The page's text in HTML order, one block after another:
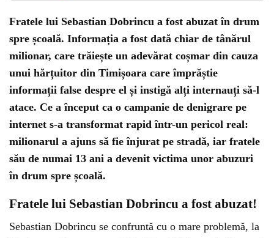
Fratele lui Sebastian Dobrincu a fost abuzat în drum
spre școală. Informația a fost dată chiar de tânărul
milionar, care trăiește un adevărat coșmar din cauza
unui hărțuitor din Timișoara care împrăștie
informații false despre el și instigă alți internauți să-l
atace. Ce a început ca o campanie de denigrare pe
internet s-a transformat rapid într-un pericol real:
milionarul a ajuns să fie înjurat pe stradă, iar fratele
său de numai 13 ani a devenit victima unor abuzuri
în drum spre școală.
Fratele lui Sebastian Dobrincu a fost abuzat!
Sebastian Dobrincu se confruntă cu o mare problemă, la